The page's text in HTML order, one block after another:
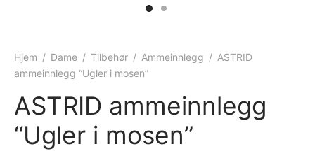
Hjem / Dame / Tilbehør / Ammeinnlegg / ASTRID
ammeinnlegg “Ugler i mosen”
ASTRID ammeinnlegg
“Ugler i mosen”
teppe